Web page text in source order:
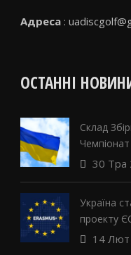
Адреса :
ОСТАННІ
Склад
30 Тра
Україна
проекту
14